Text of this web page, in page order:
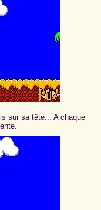
sur sa tête... A chaque